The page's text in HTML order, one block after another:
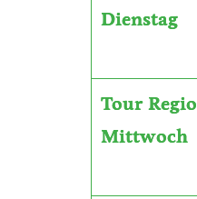
Dienstag
Tour Regio
Mittwoch